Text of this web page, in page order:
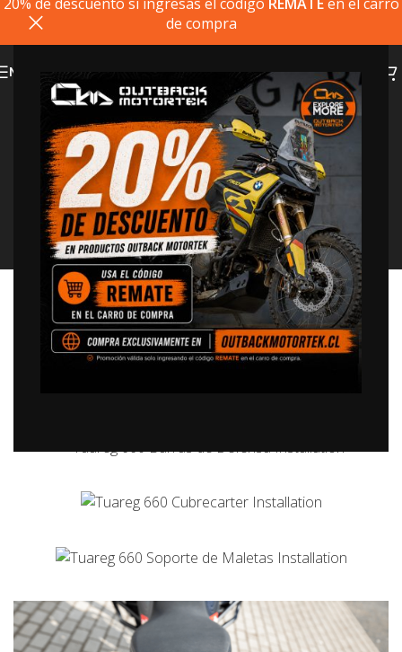
de compra
MENU
Instalación de Video
Home >Instalación de Video
Aprilia BMW CFMoto Ducati Honda
Husqvarna
Kawasaki
Kove KTM Suzuki Triumph
Yamaha
Accessories
Aprilia Tuareg 660